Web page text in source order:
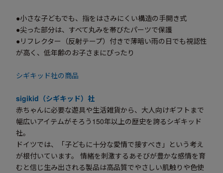
●小さな子どもでも、指をはさみにくい構造の手開き式
●尖った部分は、すべて丸みを帯びたパーツで保護
●リフレクター（反射テープ）付きで薄暗い雨の日でも視認性
が高く、低年齢のお子さまにぴったり
シギキッド社の商品
sigikid（シギキッド）社
赤ちゃんに必要な遊具や生活雑貨から、大人向けギフトまで
幅広いアイテムがそろう150年以上の歴史を誇るシギキッド
社。
ドイツでは、「子どもに十分な愛情で接すべき」という考え
が根付いています。 情緒を刺激するあそびが豊かな感情を育
むと信じ生み出される製品は高品質でやさしい肌触りや色使